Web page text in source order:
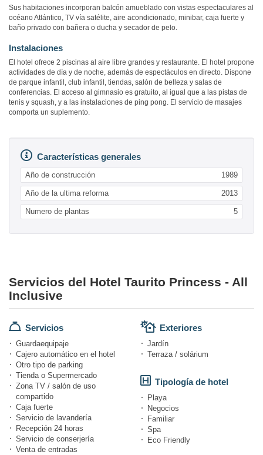
Sus habitaciones incorporan balcón amueblado con vistas espectaculares al
océano Atlántico, TV vía satélite, aire acondicionado, minibar, caja fuerte y
baño privado con bañera o ducha y secador de pelo.
Instalaciones
El hotel ofrece 2 piscinas al aire libre grandes y restaurante. El hotel propone
actividades de día y de noche, además de espectáculos en directo. Dispone
de parque infantil, club infantil, tiendas, salón de belleza y salas de
conferencias. El acceso al gimnasio es gratuito, al igual que a las pistas de
tenis y squash, y a las instalaciones de ping pong. El servicio de masajes
comporta un suplemento.
Características generales
Año de construcción 1989
Año de la ultima reforma 2013
Numero de plantas 5
Servicios del Hotel Taurito Princess - All
Inclusive
Servicios
Guardaequipaje
Cajero automático en el hotel
Otro tipo de parking
Tienda o Supermercado
Zona TV / salón de uso
compartido
Caja fuerte
Servicio de lavandería
Recepción 24 horas
Servicio de conserjería
Venta de entradas
Exteriores
Jardín
Terraza / solárium
Tipología de hotel
Playa
Negocios
Familiar
Spa
Eco Friendly